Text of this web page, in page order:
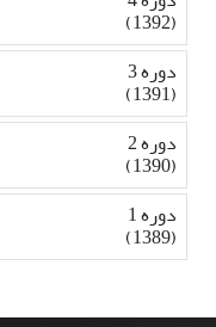
(1392)
دوره 3
(1391)
دوره 2
(1390)
دوره 1
(1389)